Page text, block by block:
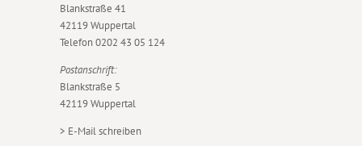
Blankstraße 41
42119 Wuppertal
Telefon0202 43 05 124
Postanschrift:
Blankstraße 5
42119 Wuppertal
> E-Mail schreiben